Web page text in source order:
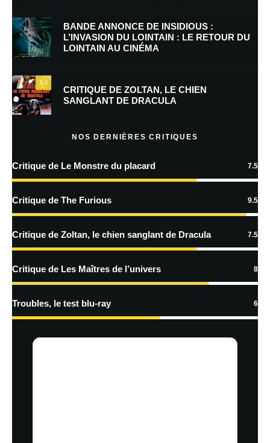
Enregistrer mon nom, mon e-mail et mon site dans le navigateur pour
mon prochain commentaire.
Prévenez-moi de tous les nouveaux commentaires par e-mail.
Prévenez-moi de tous les nouveaux articles par e-mail.
En savoir
traitées
BANDE ANNONCE DE INSIDIOUS :
L’INVASION DU LOINTAIN : LE RETOUR DU
LOINTAIN AU CINÉMA
7.5
CRITIQUE DE ZOLTAN, LE CHIEN
SANGLANT DE DRACULA
NOS DERNIÈRES CRITIQUES
Critique de Le Monstre du placard 7.5
Critique de The Furious 9.5
Critique de Zoltan, le chien sanglant de Dracula 7.5
Critique de Les Maîtres de l’univers 8
Troubles, le test blu-ray 6